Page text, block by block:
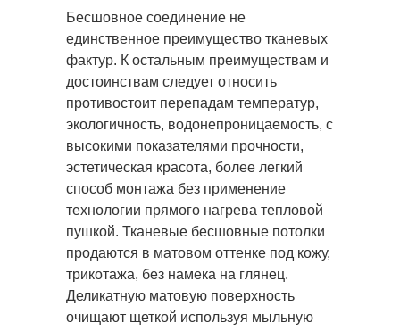
Бесшовное соединение не
единственное преимущество тканевых
фактур. К остальным преимуществам и
достоинствам следует относить
противостоит перепадам температур,
экологичность, водонепроницаемость, с
высокими показателями прочности,
эстетическая красота, более легкий
способ монтажа без применение
технологии прямого нагрева тепловой
пушкой. Тканевые бесшовные потолки
продаются в матовом оттенке под кожу,
трикотажа, без намека на глянец.
Деликатную матовую поверхность
очищают щеткой используя мыльную